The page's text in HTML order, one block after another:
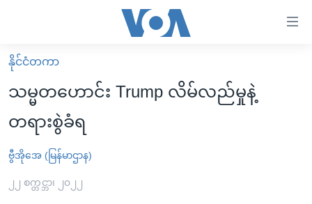
လွယ်ကူ
စေ
သည့်
များ
ပင်မ
မူလစာမျက်နှာ
မြန်မာ
ကမ္ဘာ့သတင်းများ
နိုင်ငံတကာ
ဗွီဒီယို
နိုင်ငံတကာ
သမ္မတဟောင်း Trump လိမ်လည်မှုနဲ့
တရားစွဲခံရ
ဗွီအိုအေ (မြန်မာဌာန)
၂၂ စက္တင္ဘာ၊ ၂၀၂၂